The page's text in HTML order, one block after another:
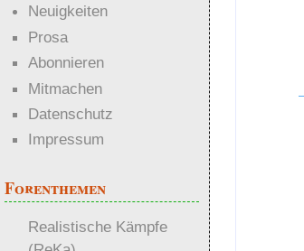
Neuigkeiten
Prosa
Abonnieren
Mitmachen
Datenschutz
Impressum
Forenthemen
Realistische Kämpfe